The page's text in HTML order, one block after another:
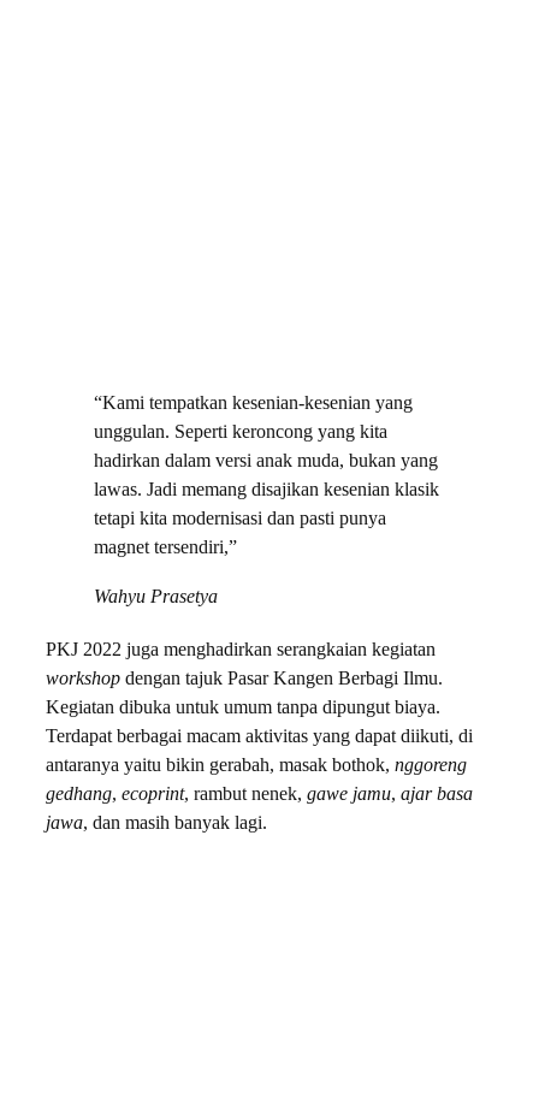
“Kami tempatkan kesenian-kesenian yang
unggulan. Seperti keroncong yang kita
hadirkan dalam versi anak muda, bukan yang
lawas. Jadi memang disajikan kesenian klasik
tetapi kita modernisasi dan pasti punya
magnet tersendiri,”
Wahyu Prasetya
PKJ 2022 juga menghadirkan serangkaian kegiatan
workshop dengan tajuk Pasar Kangen Berbagi Ilmu.
Kegiatan dibuka untuk umum tanpa dipungut biaya.
Terdapat berbagai macam aktivitas yang dapat diikuti, di
antaranya yaitu bikin gerabah, masak bothok, nggoreng
gedhang, ecoprint, rambut nenek, gawe jamu, ajar basa
jawa, dan masih banyak lagi.